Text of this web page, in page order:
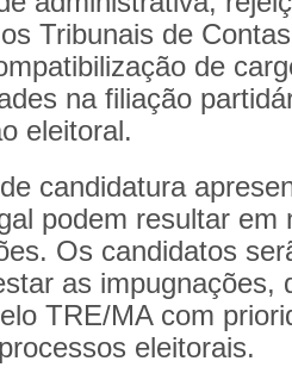
Tribunais de
de
na filiação
eleitoral.
candidatura
podem resultar em
Os candidatos
as impugnações,
TRE/MA com
eleitorais.